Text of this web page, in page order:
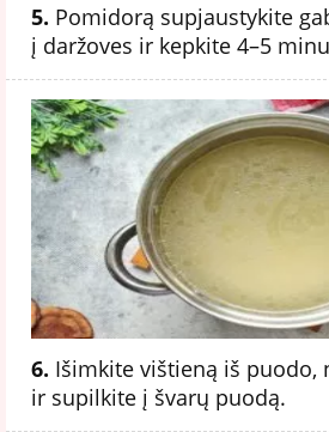
5. Pomidorą supjaustykite
į daržoves ir kepkite 4–5
6. Išimkite vištieną iš puodo,
ir supilkite į švarų puodą.